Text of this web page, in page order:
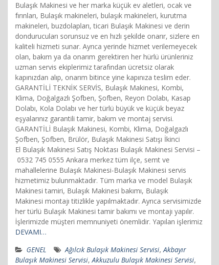
Bulaşık Makinesi ve her marka küçük ev aletleri, ocak ve
fırınları, Bulaşık makineleri, bulaşık makineleri, kurutma
makineleri, buzdolapları, ticari Bulaşık Makinesi ve derin
dondurucuları sorunsuz ve en hızlı şekilde onarır, sizlere en
kaliteli hizmeti sunar. Ayrıca yerinde hizmet verilemeyecek
olan, bakım ya da onarım gerektiren her hürlü ürünleriniz
uzman servis ekiplerimiz tarafından ücretsiz olarak
kapınızdan alıp, onarım bitince yine kapınıza teslim eder.
GARANTİLİ TEKNİK SERVİS, Bulaşık Makinesi, Kombi,
Klima, Doğalgazlı Şofben, Şofben, Reyon Dolabı, Kasap
Dolabı, Kola Dolabı ve her türlü büyük ve küçük beyaz
eşyalarınız garantili tamir, bakım ve montaj servisi.
GARANTİLİ Bulaşık Makinesi, Kombi, Klima, Doğalgazlı
Şofben, Şofben, Brülör, Bulaşık Makinesi Satışı İkinci
El Bulaşık Makinesi Satış Noktası Bulaşık Makinesi Servisi –
0532 745 0555 Ankara merkez tüm ilçe, semt ve
mahallelerine Bulaşık Makinesi-Bulaşık Makinesi servis
hizmetimiz bulunmaktadır. Tüm marka ve model Bulaşık
Makinesi tamiri, Bulaşık Makinesi bakımı, Bulaşık
Makinesi montajı titizlikle yapılmaktadır. Ayrıca servisimizde
her türlü Bulaşık Makinesi tamir bakımı ve montajı yapılır.
İşlerimizde müşteri memnuniyeti önemlidir. Yapılan işlerimiz
DEVAMI…
GENEL
Ağılcık Bulaşık Makinesi Servisi,Akbayır
Bulaşık Makinesi Servisi,Akkuzulu Bulaşık Makinesi Servisi,